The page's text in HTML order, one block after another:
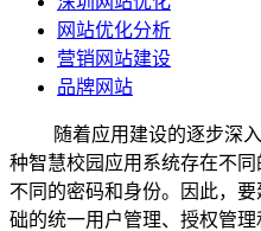
网站优化分析
营销网站建设
品牌网站
随着应用建设的逐步深
种智慧校园应用系统存在不
不同的密码和身份。因此，
础的统一用户管理、授权管理